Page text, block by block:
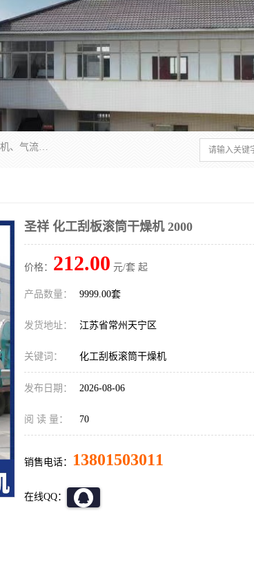
常州市圣祥干燥设备有限公司以生产干燥设备为主导产品，提供：干燥设备、干燥机、混合机、气流干燥机、烘箱、热风循环烘箱、沸腾干燥机、烘干机、喷雾干燥机等产品的生产、制造与销售服务。
圣祥 化工刮板滚筒干燥机 2000
价格： 212.00 元/套 起
产品数量： 9999.00套
发货地址： 江苏省常州天宁区
关键词： 化工刮板滚筒干燥机
发布日期： 2026-08-06
阅 读 量： 70
销售电话： 13801503011
在线QQ：